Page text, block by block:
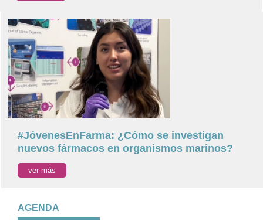
#JóvenesEnFarma: ¿Cómo se investigan
nuevos fármacos en organismos marinos?
ver más
AGENDA